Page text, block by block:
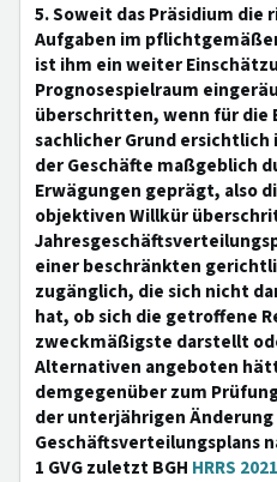
5. Soweit das Präsidium die
Aufgaben im
ist ihm ein weiter
Prognosespielraum
überschritten, wenn für die
sachlicher Grund
der Geschäfte maßgeblich
Erwägungen geprägt, also
objektiven Willkür
einer beschränkten
zugänglich, die sich nicht
hat, ob sich die getroffene
zweckmäßigste darstellt
Alternativen angeboten
demgegenüber zum
der unterjährigen Änderung
Geschäftsverteilungsplans
1 GVG zuletzt BGH HRRS